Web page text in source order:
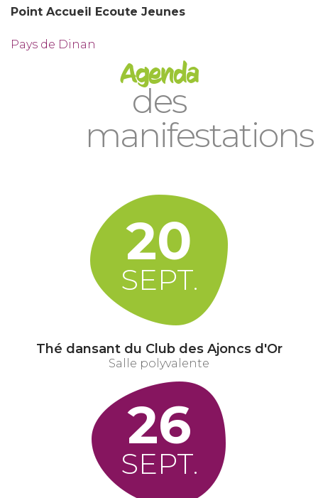
Point Accueil Ecoute Jeunes
Pays de Dinan
Agenda
des
manifestations
20
SEPT.
Thé dansant du Club des Ajoncs d'Or
Salle polyvalente
26
SEPT.